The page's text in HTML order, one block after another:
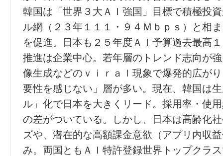
韓国は「世界３大ＡＩ強国」目標で積極投
ル網（２３年１１１・９４Ｍｂｐｓ）と相
を促進。日本も２５年度ＡＩ予算過去最高
推進は企業中心。若年層のトレンド志向が
像生成などのｖｉｒａｌ現象で爆発的広が
要性を感じない」層が多い。現在、韓国は
ル」化で日本を大きくリード。採用率・使
の差がついている。しかし、日本は高齢化
ズや、潜在的な高額課金意欲（アプリ内収
み。両国ともＡＩ特許登録世界トップクラ